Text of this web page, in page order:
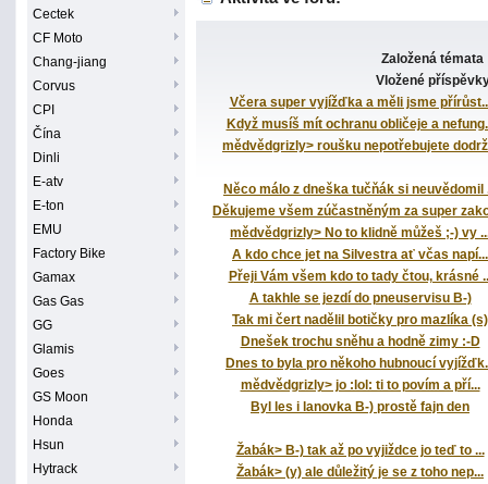
Cectek
CF Moto
Chang-jiang
Corvus
CPI
Čína
Dinli
E-atv
E-ton
EMU
Factory Bike
Gamax
Gas Gas
GG
Glamis
Goes
GS Moon
Honda
Hsun
Hytrack
Založená témata
Vložené
Včera super vyjížďka a měli jsme
Když musíš mít ochranu obličeje a
mědvědgrizly> roušku nepotřebujete
Něco málo z dneška tučňák si neuvědomil
Děkujeme všem zúčastněným za super
mědvědgrizly> No to klidně můžeš ;-) vy
A kdo chce jet na Silvestra ať včas napí...
Přeji Vám všem kdo to tady čtou, krásné
A takhle se jezdí do pneuservisu B-)
Tak mi čert nadělil botičky pro mazlíka (s)
Dnešek trochu sněhu a hodně zimy :-D
Dnes to byla pro někoho hubnoucí
mědvědgrizly> jo :lol: ti to povím a pří...
Byl les i lanovka B-) prostě fajn den
Žabák> B-) tak až po vyjiždce jo teď to ...
Žabák> (y) ale důležitý je se z toho nep...